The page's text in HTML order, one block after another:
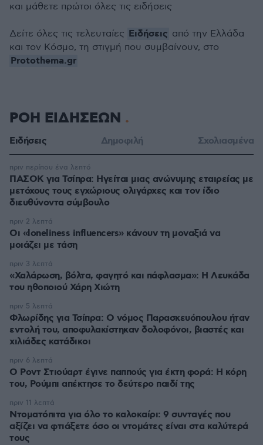
και μάθετε πρώτοι όλες τις ειδήσεις
Δείτε όλες τις τελευταίες Ειδήσεις από την Ελλάδα
και τον Κόσμο, τη στιγμή που συμβαίνουν, στο
Protothema.gr
ΡΟΗ ΕΙΔΗΣΕΩΝ
Ειδήσεις Δημοφιλή Σχολιασμένα
ΠΑΣΟΚ για Τσίπρα: Ηγείται μιας ανώνυμης εταιρείας με
μετόχους τους εγχώριους ολιγάρχες και τον ίδιο
διευθύνοντα σύμβουλο
πριν περίπου ένα λεπτό
Οι «loneliness influencers» κάνουν τη μοναξιά να
μοιάζει με τάση
πριν 2 λεπτά
«Χαλάρωση, βόλτα, φαγητό και πάφλασμα»: Η Λευκάδα
του ηθοποιού Χάρη Χιώτη
πριν 3 λεπτά
Φλωρίδης για Τσίπρα: Ο νόμος Παρασκευόπουλου ήταν
εντολή του, αποφυλακίστηκαν δολοφόνοι, βιαστές και
χιλιάδες κατάδικοι
πριν 5 λεπτά
Ο Ροντ Στιούαρτ έγινε παππούς για έκτη φορά: Η κόρη
του, Ρούμπι απέκτησε το δεύτερο παιδί της
πριν 6 λεπτά
Ντοματόπιτα για όλο το καλοκαίρι: 9 συνταγές που
αξίζει να φτιάξετε όσο οι ντομάτες είναι στα καλύτερά
τους
πριν 11 λεπτά